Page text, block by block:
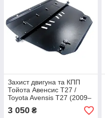
Захист двигуна та КПП
Тойота Авенсис Т27 /
Toyota Avensis T27 (2009–
2018), сталь 2 мм, ЩИТ,
арт. 361
3 050 ₴